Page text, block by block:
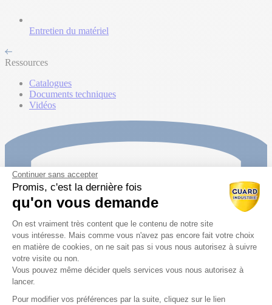
Entretien du matériel
Ressources
Catalogues
Documents techniques
Vidéos
Continuer sans accepter
Promis, c'est la dernière fois
qu'on vous demande
Plateforme de Gestion du
On est vraiment très content que le contenu de notre site
vous intéresse. Mais comme vous n'avez pas encore fait votre choix
en matière de cookies, on ne sait pas si vous nous autorisez à suivre
votre visite ou non.
Vous pouvez même décider quels services vous nous autorisez à
lancer.
Pour modifier vos préférences par la suite, cliquez sur le lien